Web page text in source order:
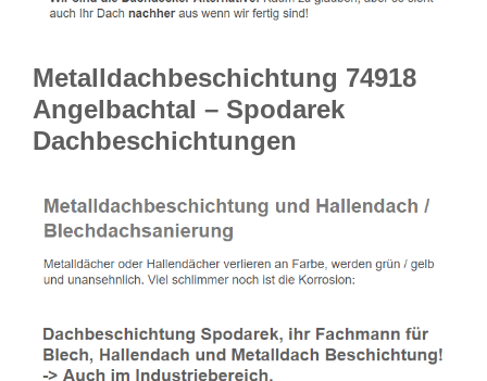
Metalldachbeschichtung 74918
Angelbachtal – Spodarek
Dachbeschichtungen